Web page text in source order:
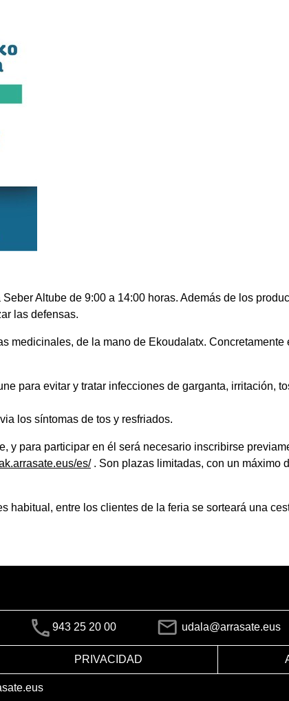
Altube de 9:00 a 14:00 horas. Además de los
las defensas.
medicinales, de la mano de Ekoudalatx. Concretamente
para evitar y tratar infecciones de garganta, irritación,
los síntomas de tos y resfriados.
y para participar en él será necesario inscribirse
es/. Son plazas limitadas, con un máximo
habitual, entre los clientes de la feria se sorteará una
943 25 20 00 udala@arrasate.eus
PRIVACIDAD